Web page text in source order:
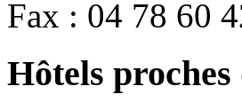
Fax : 04 78 60
Hôtels